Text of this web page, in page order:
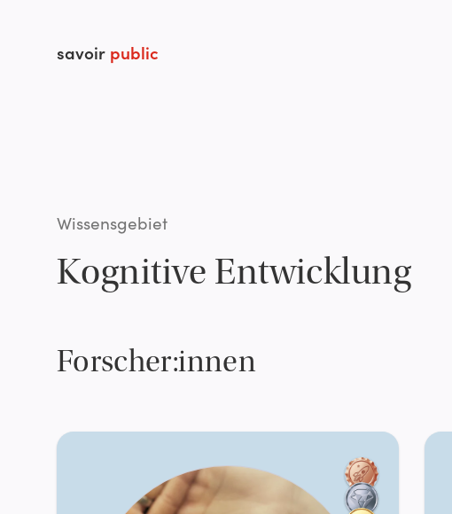
savoir public
Wissensgebiet
Kognitive Entwicklung
Forscher:innen